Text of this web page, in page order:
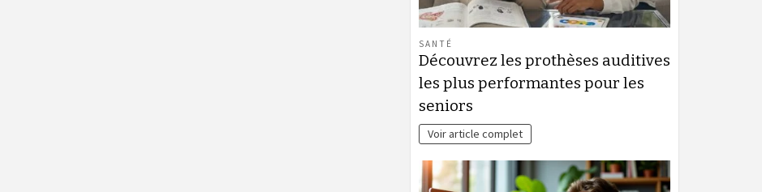
SANTÉ
Découvrez les prothèses auditives
les plus performantes pour les
seniors
Voir article complet